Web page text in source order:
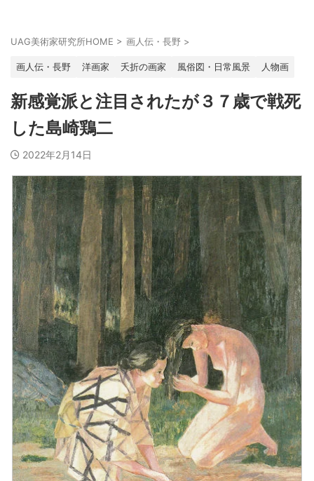
UAG美術家研究所HOME > 画人伝・長野 >
画人伝・長野 洋画家 夭折の画家 風俗図・日常風景 人物画
新感覚派と注目されたが３７歳で戦死
した島崎鶏二
2022年2月14日